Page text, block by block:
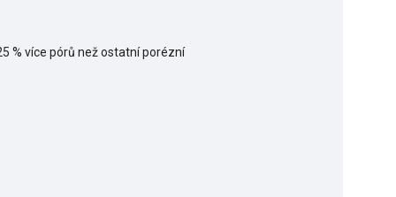
% více pórů než ostatní porézní